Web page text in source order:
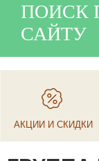
ПОИСК
САЙТУ
АКЦИИ И СКИДКИ